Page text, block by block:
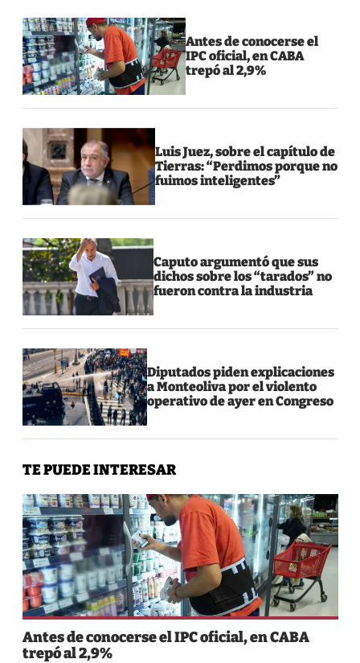
Antes de conocerse el
IPC oficial, en CABA
trepó al 2,9%
Luis Juez, sobre el capítulo de
Tierras: “Perdimos porque no
fuimos inteligentes”
Caputo argumentó que sus
dichos sobre los “tarados” no
fueron contra la industria
Diputados piden explicaciones
a Monteoliva por el violento
operativo de ayer en Congreso
TE PUEDE INTERESAR
Antes de conocerse el IPC oficial, en CABA
trepó al 2,9%